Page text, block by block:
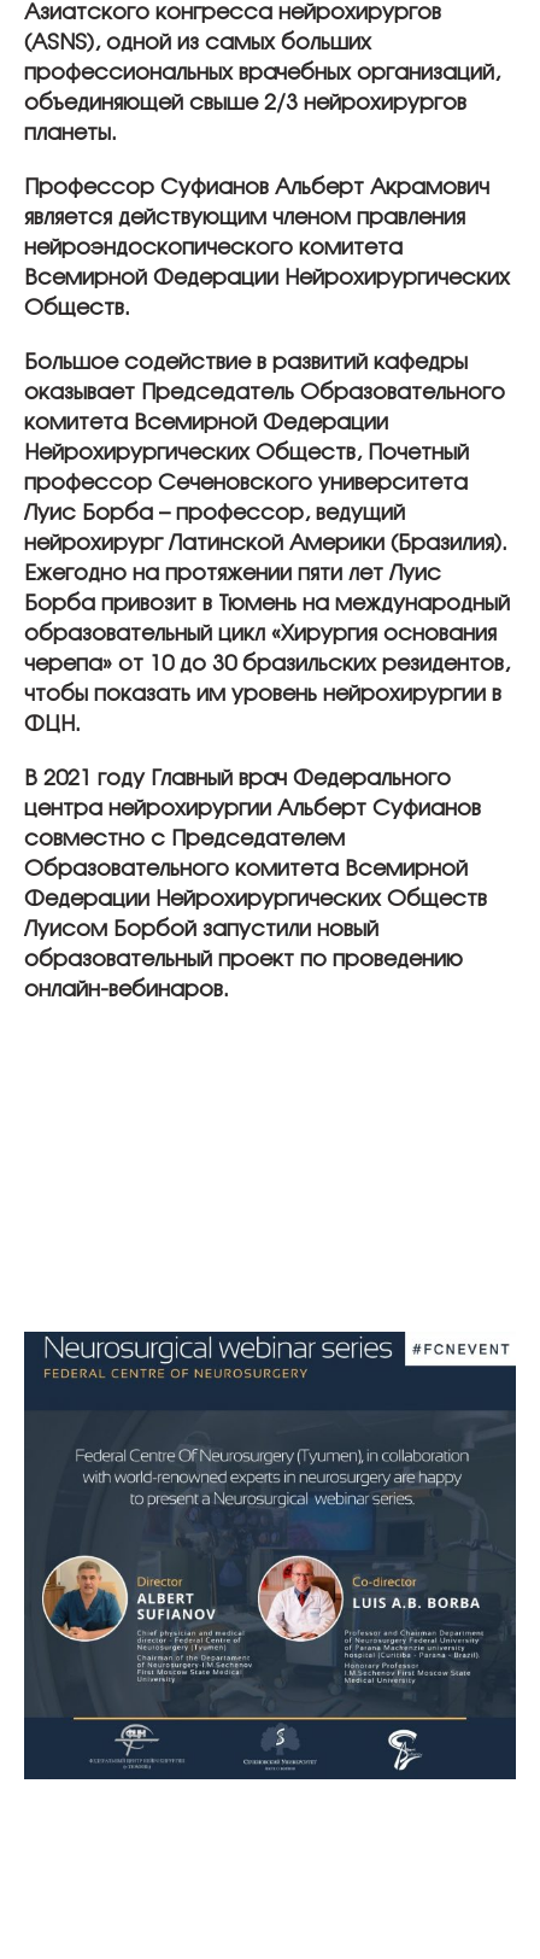
Азиатского конгресса нейрохирургов
(ASNS), одной из самых больших
профессиональных врачебных организаций,
объединяющей свыше 2/3 нейрохирургов
планеты.
Профессор Суфианов Альберт Акрамович
является действующим членом правления
нейроэндоскопического комитета
Всемирной Федерации Нейрохирургических
Обществ.
Большое содействие в развитий кафедры
оказывает Председатель Образовательного
комитета Всемирной Федерации
Нейрохирургических Обществ, Почетный
профессор Сеченовского университета
Луис Борба – профессор, ведущий
нейрохирург Латинской Америки (Бразилия).
Ежегодно на протяжении пяти лет Луис
Борба привозит в Тюмень на международный
образовательный цикл «Хирургия основания
черепа» от 10 до 30 бразильских резидентов,
чтобы показать им уровень нейрохирургии в
ФЦН.
В 2021 году Главный врач Федерального
центра нейрохирургии Альберт Суфианов
совместно с Председателем
Образовательного комитета Всемирной
Федерации Нейрохирургических Обществ
Луисом Борбой запустили новый
образовательный проект по проведению
онлайн-вебинаров.